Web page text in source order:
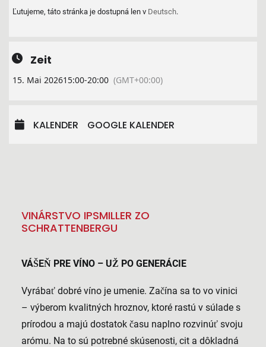
Ľutujeme, táto stránka je dostupná len v Deutsch.
Zeit
15. Mai 202615:00-20:00 (GMT+00:00)
KALENDER GOOGLE KALENDER
VINÁRSTVO IPSMILLER ZO
SCHRATTENBERGU
VÁŠEŇ PRE VÍNO – UŽ PO GENERÁCIE
Vyrábať dobré víno je umenie. Začína sa to vo vinici
– výberom kvalitných hroznov, ktoré rastú v súlade s
prírodou a majú dostatok času naplno rozvinúť svoju
arómu. Na to sú potrebné skúsenosti, cit a dôkladná